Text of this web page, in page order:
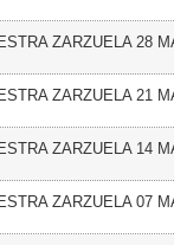
ZARZUELA 28
ZARZUELA 21
ZARZUELA 14
ZARZUELA 07